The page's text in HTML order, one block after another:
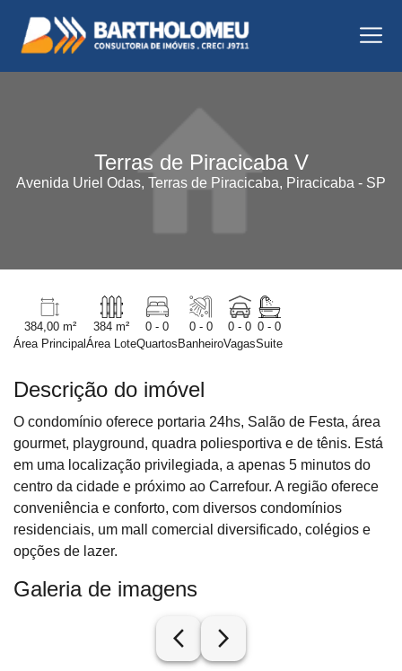
Terras de Piracicaba V
Avenida Uriel Odas, Terras de Piracicaba, Piracicaba - SP
384,00 m²
Área Principal
384 m²
Área Lote
0 - 0
Quartos
0 - 0
Banheiro
0 - 0
Vagas
0 - 0
Suite
Descrição do imóvel
O condomínio oferece portaria 24hs, Salão de Festa, área
gourmet, playground, quadra poliesportiva e de tênis. Está
em uma localização privilegiada, a apenas 5 minutos do
centro da cidade e próximo ao Carrefour. A região oferece
conveniência e conforto, com diversos condomínios
residenciais, um mall comercial diversificado, colégios e
opções de lazer.
Galeria de imagens
arrow_back_ios_new arrow_forward_ios